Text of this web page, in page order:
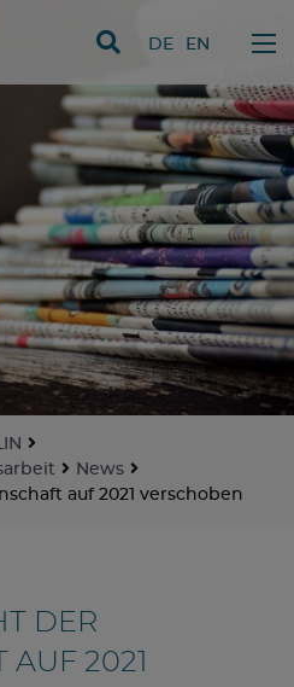
DE EN
News
auf 2021 verschoben
DER
2021